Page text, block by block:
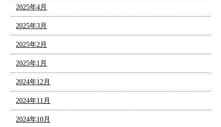
2025年4月
2025年3月
2025年2月
2025年1月
2024年12月
2024年11月
2024年10月